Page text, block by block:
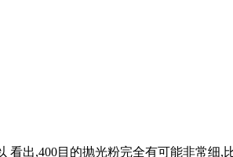
看出,400目的抛光粉完全有可能非常细,